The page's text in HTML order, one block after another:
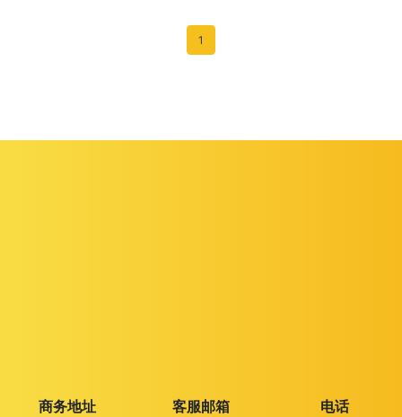
1
商务地址 客服邮箱 电话